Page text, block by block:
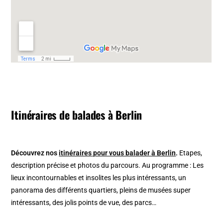
Itinéraires de balades à Berlin
Découvrez nos itinéraires pour vous balader à Berlin. Etapes,
description précise et photos du parcours. Au programme : Les
lieux incontournables et insolites les plus intéressants, un
panorama des différents quartiers, pleins de musées super
intéressants, des jolis points de vue, des parcs…